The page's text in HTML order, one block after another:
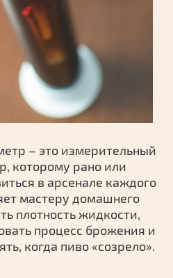
– это измерительный
которому рано или
в арсенале каждого
мастеру домашнего
плотность жидкости,
процесс брожения и
когда пиво «созрело».